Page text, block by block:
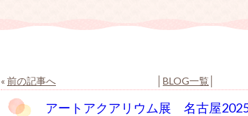
«前の記事へ BLOG一覧
アートアクアリウム展 名古屋2025